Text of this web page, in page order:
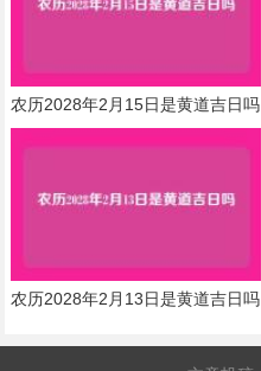
农历2028年2月15日是黄道吉日吗
农历2028年2月13日是黄道吉日吗